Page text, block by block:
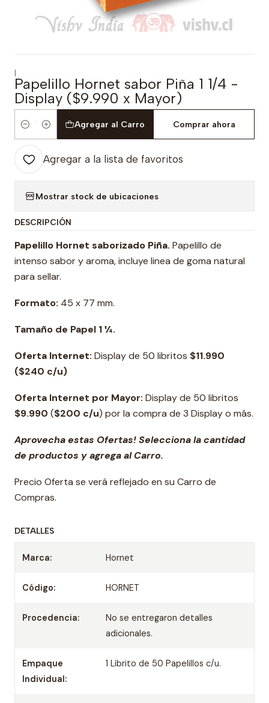
|
Papelillo Hornet sabor Piña 1 1/4 -
Display ($9.990 x Mayor)
Cantidad
Agregar al Carro Comprar ahora
Agregar a la lista de favoritos
Mostrar stock de ubicaciones
DESCRIPCIÓN
Papelillo Hornet saborizado Piña. Papelillo de
intenso sabor y aroma, incluye linea de goma natural
para sellar.
Formato: 45 x 77 mm.
Tamaño de Papel 1 ¼.
Oferta Internet: Display de 50 libritos $11.990
($240 c/u)
Oferta Internet por Mayor: Display de 50 libritos
$9.990 ($200 c/u) por la compra de 3 Display o más.
Aprovecha estas Ofertas! Selecciona la cantidad
de productos y agrega al Carro.
Precio Oferta se verá reflejado en su Carro de
Compras.
DETALLES
Marca: Hornet
Código: HORNET
Procedencia:
No se entregaron detalles
adicionales.
Empaque
Individual:
1 Librito de 50 Papelillos c/u.